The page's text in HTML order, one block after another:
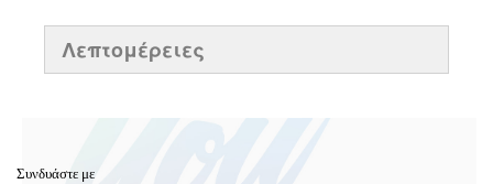
Λεπτομέρειες
Συνδυάστε με